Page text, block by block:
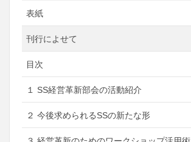
表紙
刊行によせて
目次
１ SS経営革新部会の活動紹介
２ 今後求められるSSの新たな形